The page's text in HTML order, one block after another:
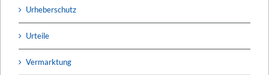
Urheberschutz
Urteile
Vermarktung